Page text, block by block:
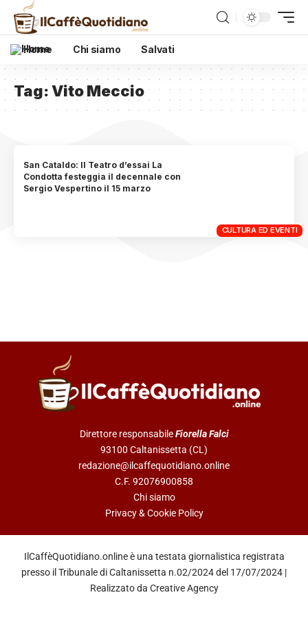
Home Chi siamo Salvati
Tag:Vito Meccio
CULTURA ED EVENTI
San Cataldo: Il Teatro d’essai La
Condotta festeggia il decennale con
Sergio Vespertino il 15 marzo
Direttore responsabileFiorella Falci
93100 Caltanissetta (CL)
redazione@ilcaffequotidiano.online
C.F. 92076900858
Chi siamo
Privacy & Cookie Policy
IlCaffèQuotidiano.online è una testata giornalistica registrata
presso il Tribunale di Caltanissetta n.02/2024 del 17/07/2024 |
Realizzato da Creative Agency